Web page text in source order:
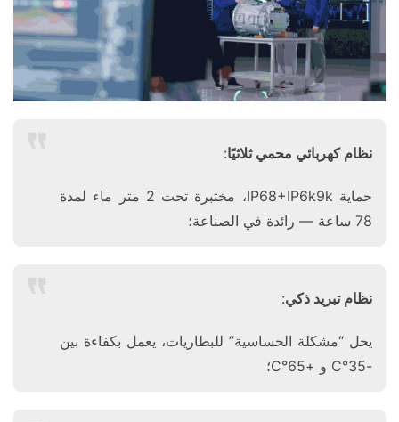
​نظام كهربائي محمي ثلاثيًا​​:
حماية IP68+IP6k9k، مختبرة تحت 2 متر ماء لمدة
78 ساعة — رائدة في الصناعة؛
​نظام تبريد ذكي​​:
يحل “مشكلة الحساسية” للبطاريات، يعمل بكفاءة بين
-35°C و +65°C؛